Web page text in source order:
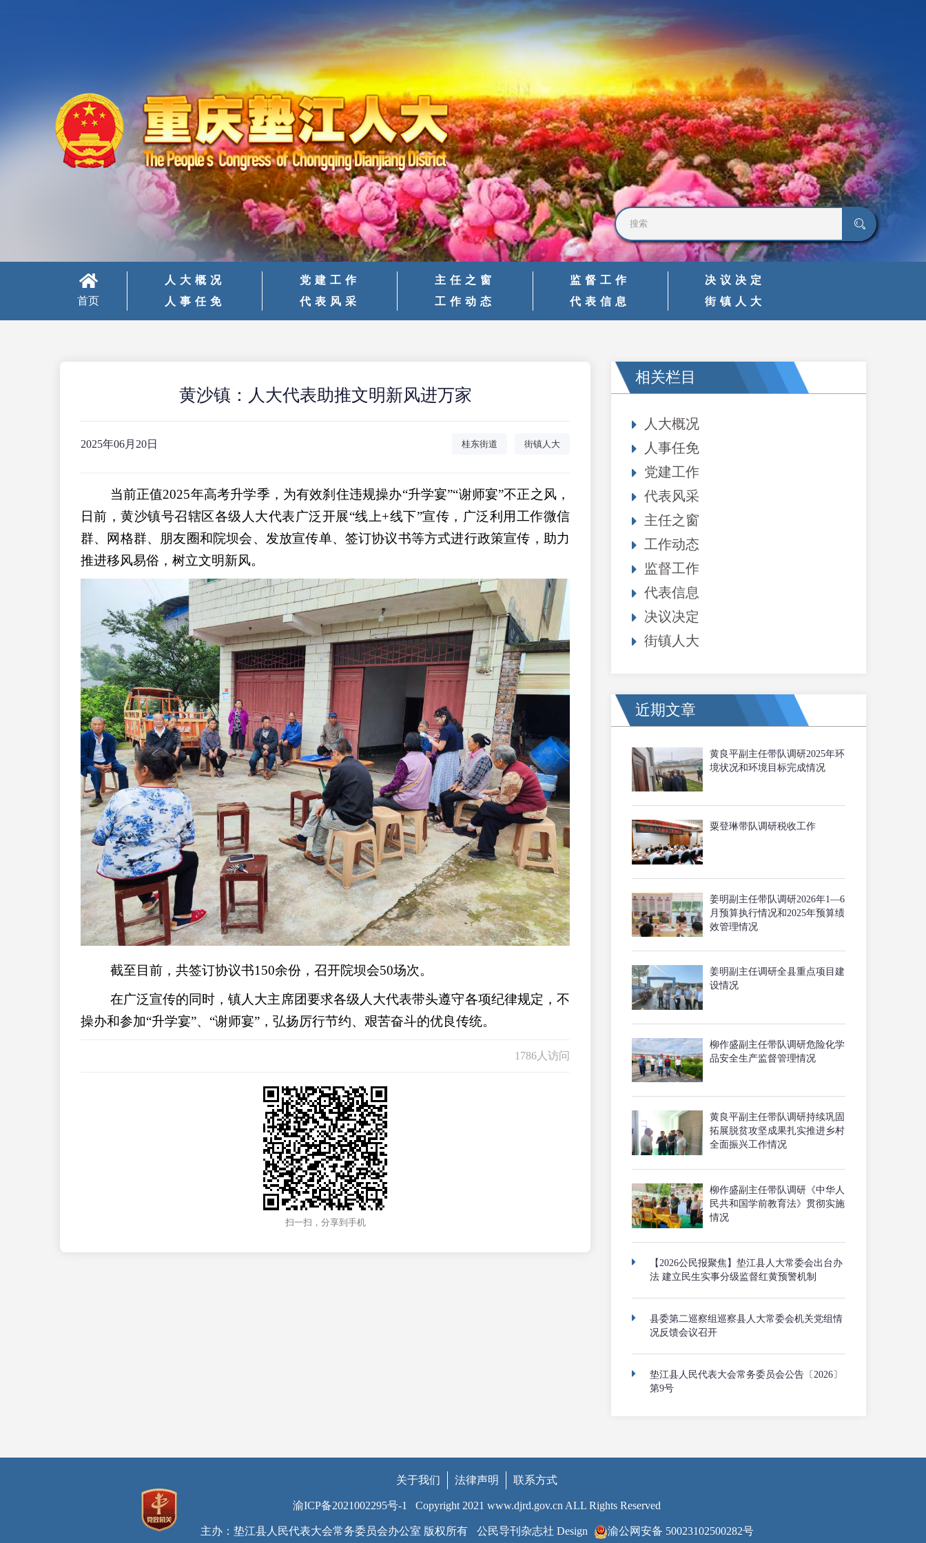
首页
人大概况
人事任免
党建工作
代表风采
主任之窗
工作动态
监督工作
代表信息
决议决定
街镇人大
黄沙镇：人大代表助推文明新风进万家
2025年06月20日 桂东街道 街镇人大
当前正值2025年高考升学季，为有效刹住违规操办“升学宴”“谢师宴”不正之风，
日前，黄沙镇号召辖区各级人大代表广泛开展“线上+线下”宣传，广泛利用工作微信
群、网格群、朋友圈和院坝会、发放宣传单、签订协议书等方式进行政策宣传，助力
推进移风易俗，树立文明新风。
截至目前，共签订协议书150余份，召开院坝会50场次。
在广泛宣传的同时，镇人大主席团要求各级人大代表带头遵守各项纪律规定，不
操办和参加“升学宴”、“谢师宴”，弘扬厉行节约、艰苦奋斗的优良传统。
1786人访问
扫一扫，分享到手机
相关栏目
人大概况
人事任免
党建工作
代表风采
主任之窗
工作动态
监督工作
代表信息
决议决定
街镇人大
近期文章
黄良平副主任带队调研2025年环
境状况和环境目标完成情况
粟登琳带队调研税收工作
姜明副主任带队调研2026年1—6
月预算执行情况和2025年预算绩
效管理情况
姜明副主任调研全县重点项目建
设情况
柳作盛副主任带队调研危险化学
品安全生产监督管理情况
黄良平副主任带队调研持续巩固
拓展脱贫攻坚成果扎实推进乡村
全面振兴工作情况
柳作盛副主任带队调研《中华人
民共和国学前教育法》贯彻实施
情况
【2026公民报聚焦】垫江县人大常委会出台办
法 建立民生实事分级监督红黄预警机制
县委第二巡察组巡察县人大常委会机关党组情
况反馈会议召开
垫江县人民代表大会常务委员会公告〔2026〕
第9号
关于我们 法律声明 联系方式
渝ICP备2021002295号-1 Copyright 2021 www.djrd.gov.cn ALL Rights Reserved
主办：垫江县人民代表大会常务委员会办公室 版权所有 公民导刊杂志社 Design 渝公网安备 50023102500282号